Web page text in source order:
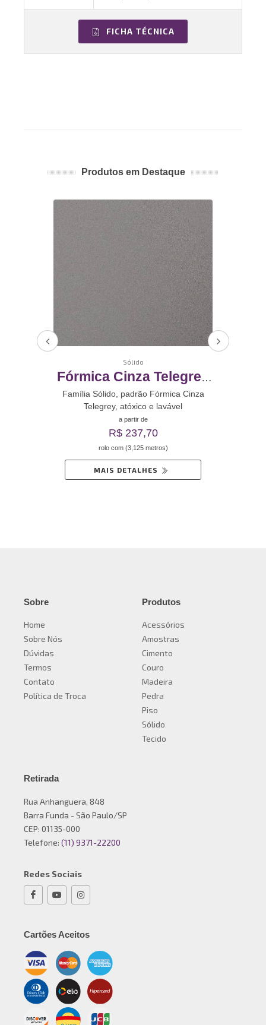
FICHA TÉCNICA
Produtos em Destaque
Sólido
Fórmica Cinza Telegrey
Revestimento De Vinil
Autoadesivo
Família Sólido, padrão Fórmica Cinza
Telegrey, atóxico e lavável
a partir de
R$ 237,70
rolo com (3,125 metros)
MAIS DETALHES
Sobre
Home
Sobre Nós
Dúvidas
Termos
Contato
Política de Troca
Produtos
Acessórios
Amostras
Cimento
Couro
Madeira
Pedra
Piso
Sólido
Tecido
Retirada
Rua Anhanguera, 848
Barra Funda - São Paulo/SP
CEP: 01135-000
Telefone: (11) 9371-22200
Redes Sociais
Cartões Aceitos